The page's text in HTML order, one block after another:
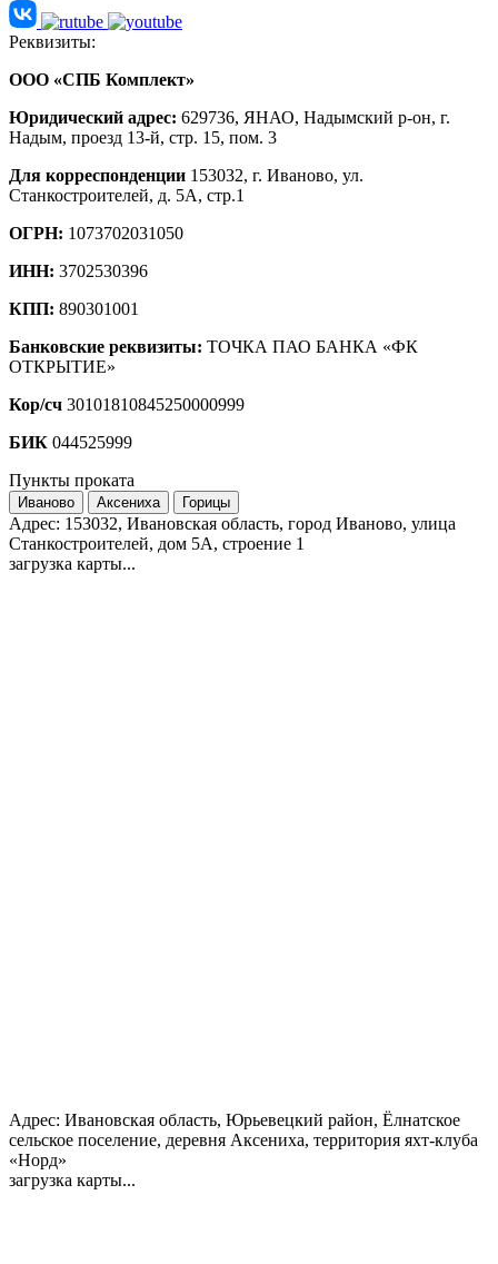
Реквизиты:
ООО «СПБ Комплект»
Юридический адрес: 629736, ЯНАО, Надымский р-он, г.
Надым, проезд 13-й, стр. 15, пом. 3
Для корреспонденции 153032, г. Иваново, ул.
Станкостроителей, д. 5А, стр.1
ОГРН: 1073702031050
ИНН: 3702530396
КПП: 890301001
Банковские реквизиты: ТОЧКА ПАО БАНКА «ФК
ОТКРЫТИЕ»
Кор/сч 30101810845250000999
БИК 044525999
Пункты проката
Иваново Аксениха Горицы
Адрес: 153032, Ивановская область, город Иваново, улица
Станкостроителей, дом 5А, строение 1
загрузка карты...
Адрес: Ивановская область, Юрьевецкий район, Ёлнатское
сельское поселение, деревня Аксениха, территория яхт-клуба
«Норд»
загрузка карты...